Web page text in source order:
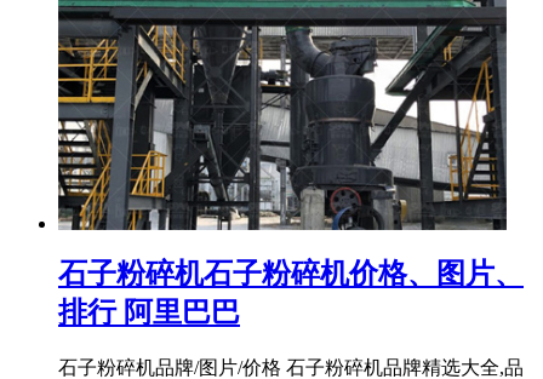
石子粉碎机石子粉碎机价格、图片、
排行 阿里巴巴
石子粉碎机品牌/图片/价格 石子粉碎机品牌精选大全,品